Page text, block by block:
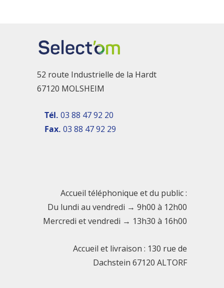
52 route Industrielle de la Hardt
67120 MOLSHEIM
Tél. 03 88 47 92 20
Fax. 03 88 47 92 29
Accueil téléphonique et du public :
Du lundi au vendredi → 9h00 à 12h00
Mercredi et vendredi → 13h30 à 16h00
Accueil et livraison : 130 rue de
Dachstein 67120 ALTORF